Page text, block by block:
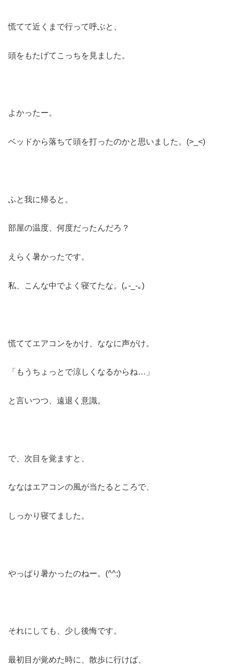
慌てて近くまで行って呼ぶと、
頭をもたげてこっちを見ました。
よかったー。
ベッドから落ちて頭を打ったのかと思いました。(>_<)
ふと我に帰ると。
部屋の温度、何度だったんだろ？
えらく暑かったです。
私、こんな中でよく寝てたな。(｡-_-｡)
慌ててエアコンをかけ、ななに声がけ。
「もうちょっとで涼しくなるからね…」
と言いつつ、遠退く意識。
で、次目を覚ますと、
ななはエアコンの風が当たるところで、
しっかり寝てました。
やっぱり暑かったのねー。(^^;)
それにしても、少し後悔です。
最初目が覚めた時に、散歩に行けば、